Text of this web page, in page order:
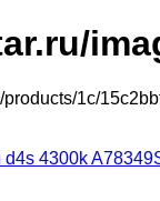
products/1c/